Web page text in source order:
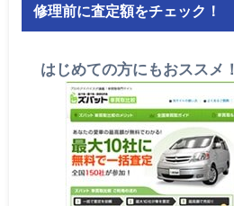
修理前に査定額をチェック！
はじめての方にもおススメ！